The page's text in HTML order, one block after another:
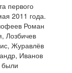
первого
2011 года.
Роман
Лозбичев
Журавлёв
Иванов